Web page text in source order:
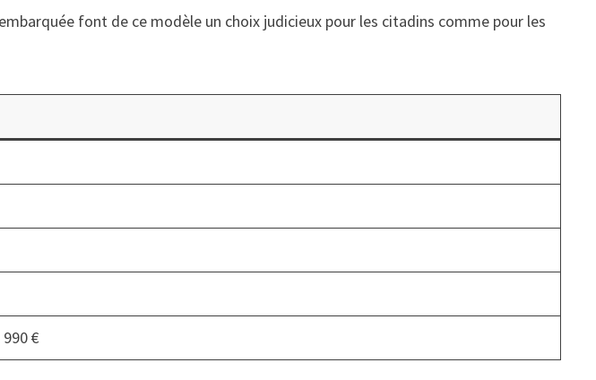
font de ce modèle un choix judicieux pour les citadins comme pour les
990 €